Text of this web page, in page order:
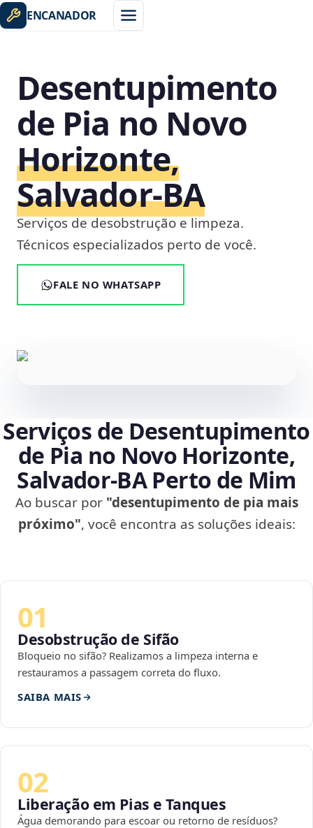
ENCANADOR
Desentupimento
de Pia no Novo
Horizonte,
Salvador‑BA
Serviços de desobstrução e limpeza.
Técnicos especializados perto de você.
FALE NO WHATSAPP
Serviços de Desentupimento
de Pia no Novo Horizonte,
Salvador‑BA Perto de Mim
Ao buscar por "desentupimento de pia mais
próximo", você encontra as soluções ideais:
01
Desobstrução de Sifão
Bloqueio no sifão? Realizamos a limpeza interna e
restauramos a passagem correta do fluxo.
SAIBA MAIS
02
Liberação em Pias e Tanques
Água demorando para escoar ou retorno de resíduos?